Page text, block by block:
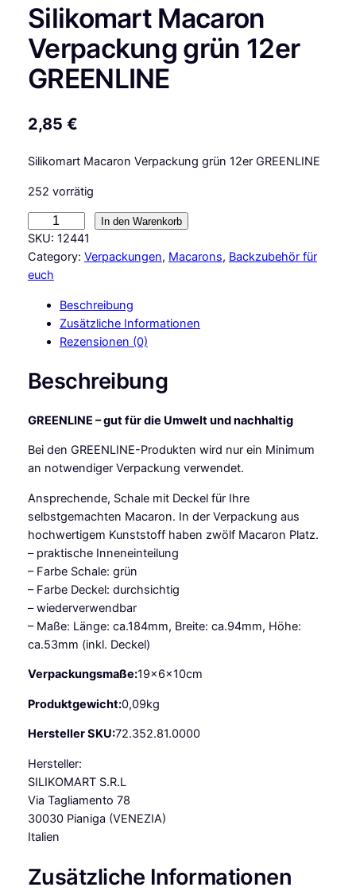
Silikomart Macaron
Verpackung grün 12er
GREENLINE
2,85 €
Silikomart Macaron Verpackung grün 12er GREENLINE
252 vorrätig
i
l
i
a
a
r
o
n
V
r
p
c
k
n
r
n
1
2
e
r
R
In den Warenkorb
SKU: 12441
Category: Verpackungen, Macarons, Backzubehör für
euch
Beschreibung
Zusätzliche Informationen
Rezensionen (0)
Beschreibung
GREENLINE – gut für die Umwelt und nachhaltig
Bei den GREENLINE-Produkten wird nur ein Minimum
an notwendiger Verpackung verwendet.
Ansprechende, Schale mit Deckel für Ihre
selbstgemachten Macaron. In der Verpackung aus
hochwertigem Kunststoff haben zwölf Macaron Platz.
– praktische Inneneinteilung
– Farbe Schale: grün
– Farbe Deckel: durchsichtig
– wiederverwendbar
– Maße: Länge: ca.184mm, Breite: ca.94mm, Höhe:
ca.53mm (inkl. Deckel)
Verpackungsmaße:19x6x10cm
Produktgewicht:0,09kg
Hersteller SKU:72.352.81.0000
Hersteller:
SILIKOMART S.R.L
Via Tagliamento 78
30030 Pianiga (VENEZIA)
Italien
Zusätzliche Informationen